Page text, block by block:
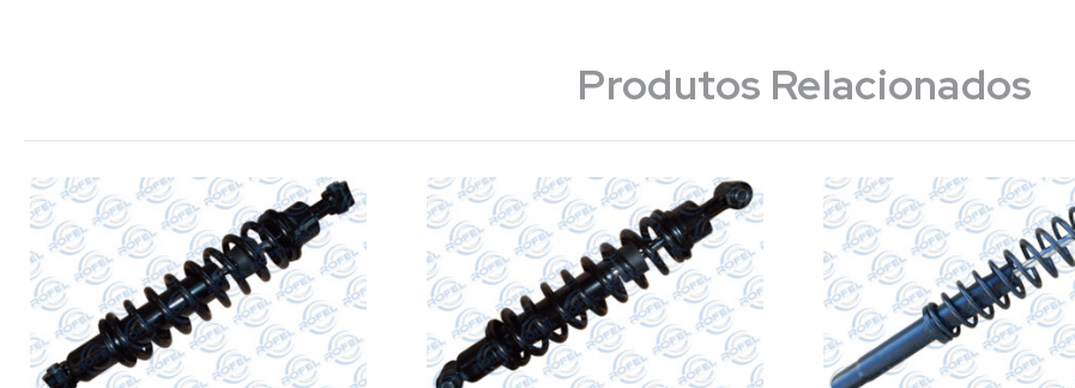
Produtos Relacionados